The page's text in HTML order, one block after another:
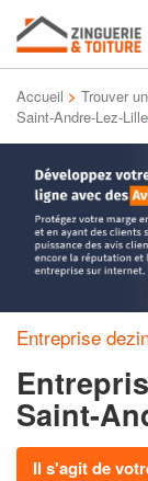
Accueil > Trouver
Saint-Andre-Lez-Lille
Entreprise
Saint-
Il s'agit de